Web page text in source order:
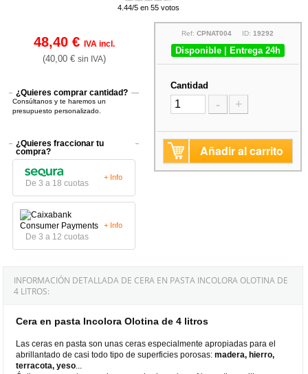
4.44/5 en 55 votos
48,40 € IVA incl.
(40,00 € sin IVA)
¿Quieres comprar cantidad?
Consúltanos y te haremos un
presupuesto personalizado.
¿Quieres fraccionar tu
compra?
De 3 a 18 cuotas
+ Info
De 3 a 12 cuotas
+ Info
Ref:CPNAT004 ID:19292
Disponible | Entrega 24h
Cantidad
- +
Añadir al carrito
INFORMACIÓN DETALLADA DE CERA EN PASTA INCOLORA OLOTINA DE
4 LITROS:
Cera en pasta Incolora Olotina de 4 litros
Las ceras en pasta son unas ceras especialmente apropiadas para el
abrillantado de casi todo tipo de superficies porosas:madera, hierro,
terracota, yeso